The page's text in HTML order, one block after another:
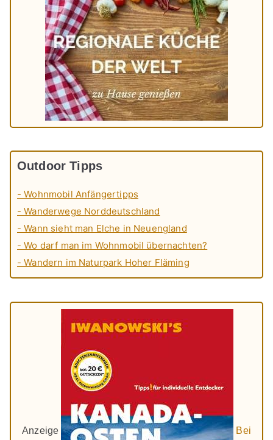
Outdoor Tipps
- Wohnmobil Anfängertipps
- Wanderwege Norddeutschland
- Wann sieht man Elche in Neuengland
- Wo darf man im Wohnmobil übernachten?
- Wandern im Naturpark Hoher Fläming
Anzeige Bei